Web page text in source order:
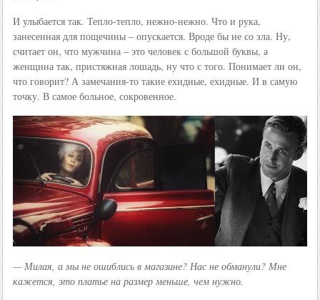
И улыбается так. Тепло-тепло, нежно-нежно. Что и рука,
занесенная для пощечины – опускается. Вроде бы не со зла. Ну,
считает он, что мужчина – это человек с большой буквы, а
женщина так, пристяжная лошадь, ну что с того. Понимает ли он,
что говорит? А замечания-то такие ехидные, ехидные. И в самую
точку. В самое больное, сокровенное.
— Милая, а мы не ошиблись в магазине? Нас не обманули? Мне
кажется, это платье на размер меньше, чем нужно.